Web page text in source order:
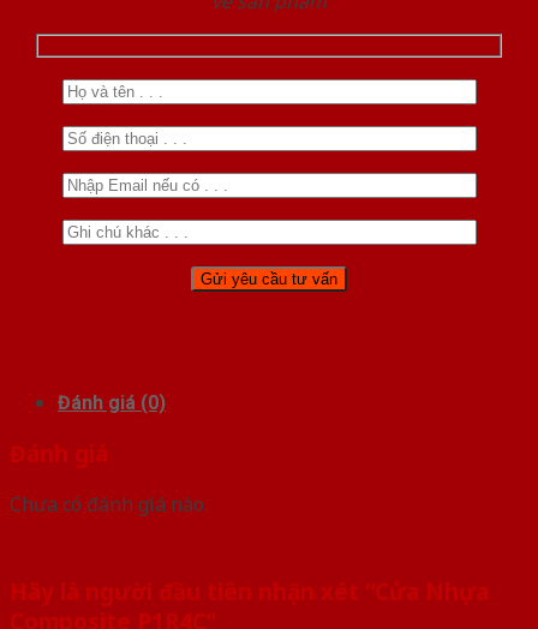
Đánh giá (0)
Đánh giá
Chưa có đánh giá nào.
Hãy là người đầu tiên nhận xét “Cửa Nhựa
Composite P1R4C”